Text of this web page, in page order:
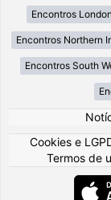
Encontros London
Encontros Northern
Encontros South
Cookies e
Termos de